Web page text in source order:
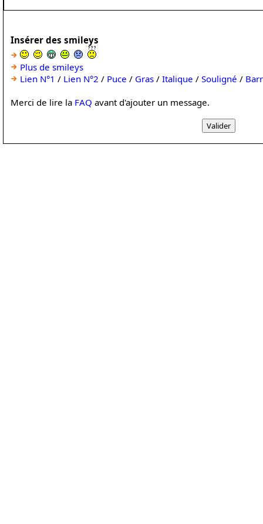
Insérer des smileys
Plus de smileys
Lien N°1 / Lien N°2 / Puce / Gras / Italique / Souligné /
Merci de lire la FAQ avant d'ajouter un message.